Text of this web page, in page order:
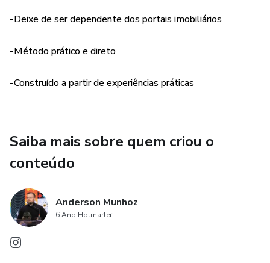
-Deixe de ser dependente dos portais imobiliários
-Método prático e direto
-Construído a partir de experiências práticas
Saiba mais sobre quem criou o
conteúdo
Anderson Munhoz
6 Ano Hotmarter